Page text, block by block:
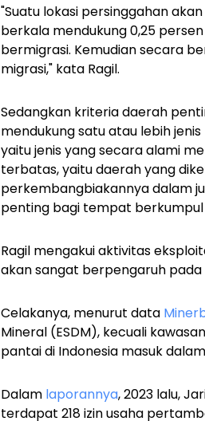
"Suatu lokasi persinggahan
berkala mendukung 0,25
bermigrasi. Kemudian secara
migrasi," kata Ragil.
Sedangkan kriteria daerah
mendukung satu atau lebih
yaitu jenis yang secara alami
terbatas, yaitu daerah yang
perkembangbiakannya dalam
penting bagi tempat berkumpul
Ragil mengakui aktivitas
akan sangat berpengaruh
Celakanya, menurut data
Mineral (ESDM), kecuali
pantai di Indonesia masuk
Dalam laporannya, 2023 lalu,
terdapat 218 izin usaha